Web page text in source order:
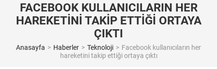
FACEBOOK KULLANICILARIN HER
HAREKETINI TAKIP ETTIĞI ORTAYA
ÇIKTI
Anasayfa > Haberler > Teknoloji > Facebook kullanıcıların her
hareketini takip ettiği ortaya çıktı